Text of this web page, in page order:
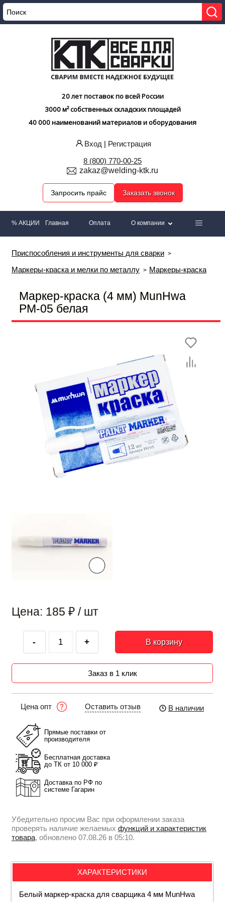
20 лет поставок по всей России
3000 м² собственных складских площадей
40 000 наименований материалов и оборудования
Вход | Регистрация
8 (800) 770-00-25
zakaz@welding-ktk.ru
Запросить прайс Заказать звонок
% АКЦИИ Главная Оплата О компании
Приспособления и инструменты для сварки
Маркеры-краска и мелки по металлу
Маркеры-краска
Маркер-краска (4 мм) MunHwa
РМ-05 белая
Цена: 185 ₽ / шт
- + В корзину
Заказ в 1 клик
Цена опт Оставить отзыв В наличии
Прямые поставки от
производителя
Бесплатная доставка
до ТК от 10 000 ₽
Доставка по РФ по
системе Гагарин
Убедительно просим Вас при оформлении заказа
проверять наличие желаемых функций и характеристик
товара, обновлено 07.08.26 в 05:10.
ХАРАКТЕРИСТИКИ
Белый маркер-краска для сварщика 4 мм MunHwa